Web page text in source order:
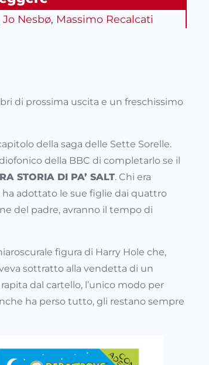
Jo Nesbø, Massimo Recalcati
di prossima uscita e un freschissimo
della saga delle Sette Sorelle.
della BBC di completarlo se il
STORIA DI PA’ SALT. Chi era
ha adottato le sue figlie dai quattro
del padre, avranno il tempo di
figura di Harry Hole che,
sottratto alla vendetta di un
dal cartello, l’unico modo per
ha perso tutto, gli restano sempre